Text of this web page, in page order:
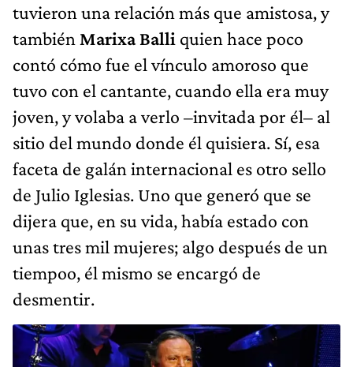
tuvieron una relación más que amistosa, y
también Marixa Balli quien hace poco
contó cómo fue el vínculo amoroso que
tuvo con el cantante, cuando ella era muy
joven, y volaba a verlo –invitada por él– al
sitio del mundo donde él quisiera. Sí, esa
faceta de galán internacional es otro sello
de Julio Iglesias. Uno que generó que se
dijera que, en su vida, había estado con
unas tres mil mujeres; algo después de un
tiempoo, él mismo se encargó de
desmentir.